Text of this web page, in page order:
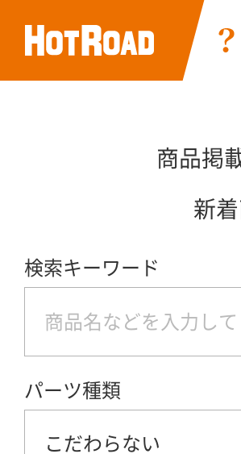
商品掲
新
検索キーワード
パーツ種類
こだわらない